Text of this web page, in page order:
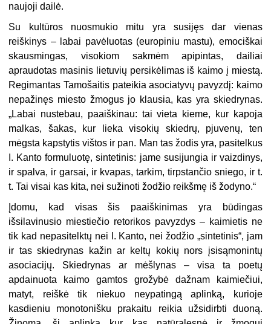
naujoji dailė.
Su kultūros nuosmukio mitu yra susijęs dar vienas
reiškinys – labai pavėluotas (europiniu mastu), emociškai
skausmingas, visokiom sakmėm apipintas, dailiai
apraudotas masinis lietuvių persikėlimas iš kaimo į miestą.
Regimantas Tamošaitis pateikia asociatyvų pavyzdį: kaimo
nepažinęs miesto žmogus jo klausia, kas yra skiedrynas.
„Labai nustebau, paaiškinau: tai vieta kieme, kur kapoja
malkas, šakas, kur lieka visokių skiedrų, pjuvenų, ten
mėgsta kapstytis vištos ir pan. Man tas žodis yra, pasitelkus
I. Kanto formuluotę, sintetinis: jame susijungia ir vaizdinys,
ir spalva, ir garsai, ir kvapas, tarkim, tirpstančio sniego, ir t.
t. Tai visai kas kita, nei sužinoti žodžio reikšmę iš žodyno.“
Įdomu, kad visas šis paaiškinimas yra būdingas
išsilavinusio miestiečio retorikos pavyzdys – kaimietis ne
tik kad nepasitelktų nei I. Kanto, nei žodžio „sintetinis“, jam
ir tas skiedrynas kažin ar keltų kokių nors įsisąmonintų
asociacijų. Skiedrynas ar mėšlynas – visa ta poetų
apdainuota kaimo gamtos grožybė dažnam kaimiečiui,
matyt, reiškė tik niekuo neypatingą aplinką, kurioje
kasdieniu monotonišku prakaitu reikia užsidirbti duoną.